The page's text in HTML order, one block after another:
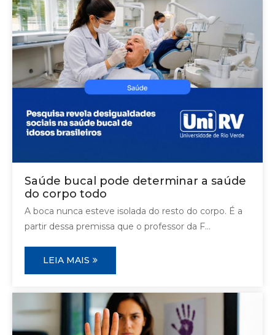
Saúde bucal pode determinar a saúde
do corpo todo
A boca nunca esteve isolada do resto do corpo. É a
partir dessa premissa que o professor da F...
LEIA MAIS